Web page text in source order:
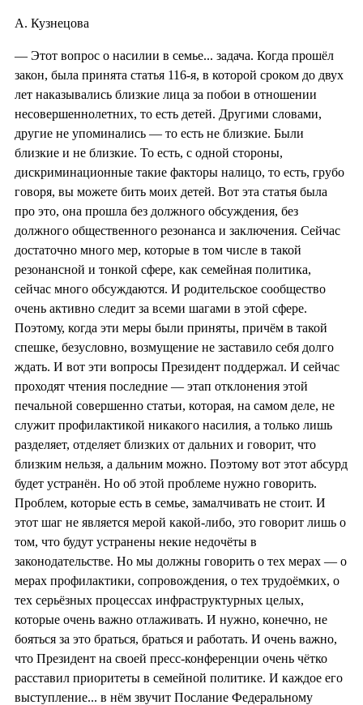
А. Кузнецова
— Этот вопрос о насилии в семье... задача. Когда прошёл
закон, была принята статья 116-я, в которой сроком до двух
лет наказывались близкие лица за побои в отношении
несовершеннолетних, то есть детей. Другими словами,
другие не упоминались — то есть не близкие. Были
близкие и не близкие. То есть, с одной стороны,
дискриминационные такие факторы налицо, то есть, грубо
говоря, вы можете бить моих детей. Вот эта статья была
про это, она прошла без должного обсуждения, без
должного общественного резонанса и заключения. Сейчас
достаточно много мер, которые в том числе в такой
резонансной и тонкой сфере, как семейная политика,
сейчас много обсуждаются. И родительское сообщество
очень активно следит за всеми шагами в этой сфере.
Поэтому, когда эти меры были приняты, причём в такой
спешке, безусловно, возмущение не заставило себя долго
ждать. И вот эти вопросы Президент поддержал. И сейчас
проходят чтения последние — этап отклонения этой
печальной совершенно статьи, которая, на самом деле, не
служит профилактикой никакого насилия, а только лишь
разделяет, отделяет близких от дальних и говорит, что
близким нельзя, а дальним можно. Поэтому вот этот абсурд
будет устранён. Но об этой проблеме нужно говорить.
Проблем, которые есть в семье, замалчивать не стоит. И
этот шаг не является мерой какой-либо, это говорит лишь о
том, что будут устранены некие недочёты в
законодательстве. Но мы должны говорить о тех мерах — о
мерах профилактики, сопровождения, о тех трудоёмких, о
тех серьёзных процессах инфраструктурных целых,
которые очень важно отлаживать. И нужно, конечно, не
бояться за это браться, браться и работать. И очень важно,
что Президент на своей пресс-конференции очень чётко
расставил приоритеты в семейной политике. И каждое его
выступление... в нём звучит Послание Федеральному